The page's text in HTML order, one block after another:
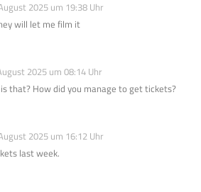
2025 um 19:38 Uhr
will let me film it
2025 um 08:14 Uhr
that? How did you manage to get tickets?
2025 um 16:12 Uhr
last week.